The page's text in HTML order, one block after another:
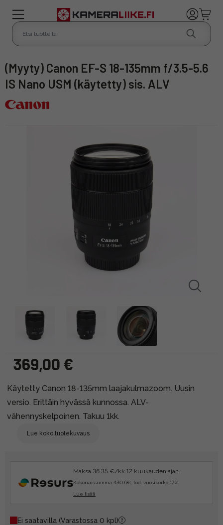
(Myyty) Canon EF-S 18-135mm f/3.5-5.6
IS Nano USM (käytetty) sis. ALV
369,00 €
Käytetty Canon 18-135mm laajakulmazoom. Uusin
versio. Erittäin hyvässä kunnossa. ALV-
vähennyskelpoinen. Takuu 1kk.
Lue koko tuotekuvaus
Maksa 36.35 €/kk 12 kuukauden ajan.
Kokonaissumma 430.6€, tod. vuosikorko 17%.
Lue lisää
Ei saatavilla (Varastossa 0 kpl)